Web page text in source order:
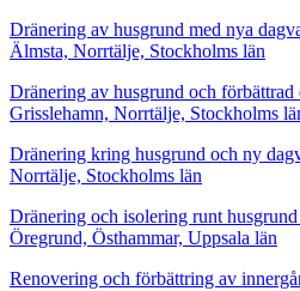
Dränering av husgrund med nya
Älmsta, Norrtälje, Stockholms län
Dränering av husgrund och förbättrad
Grisslehamn, Norrtälje, Stockholms
Dränering kring husgrund och ny
Norrtälje, Stockholms län
Dränering och isolering runt
Öregrund, Östhammar, Uppsala län
Renovering och förbättring av